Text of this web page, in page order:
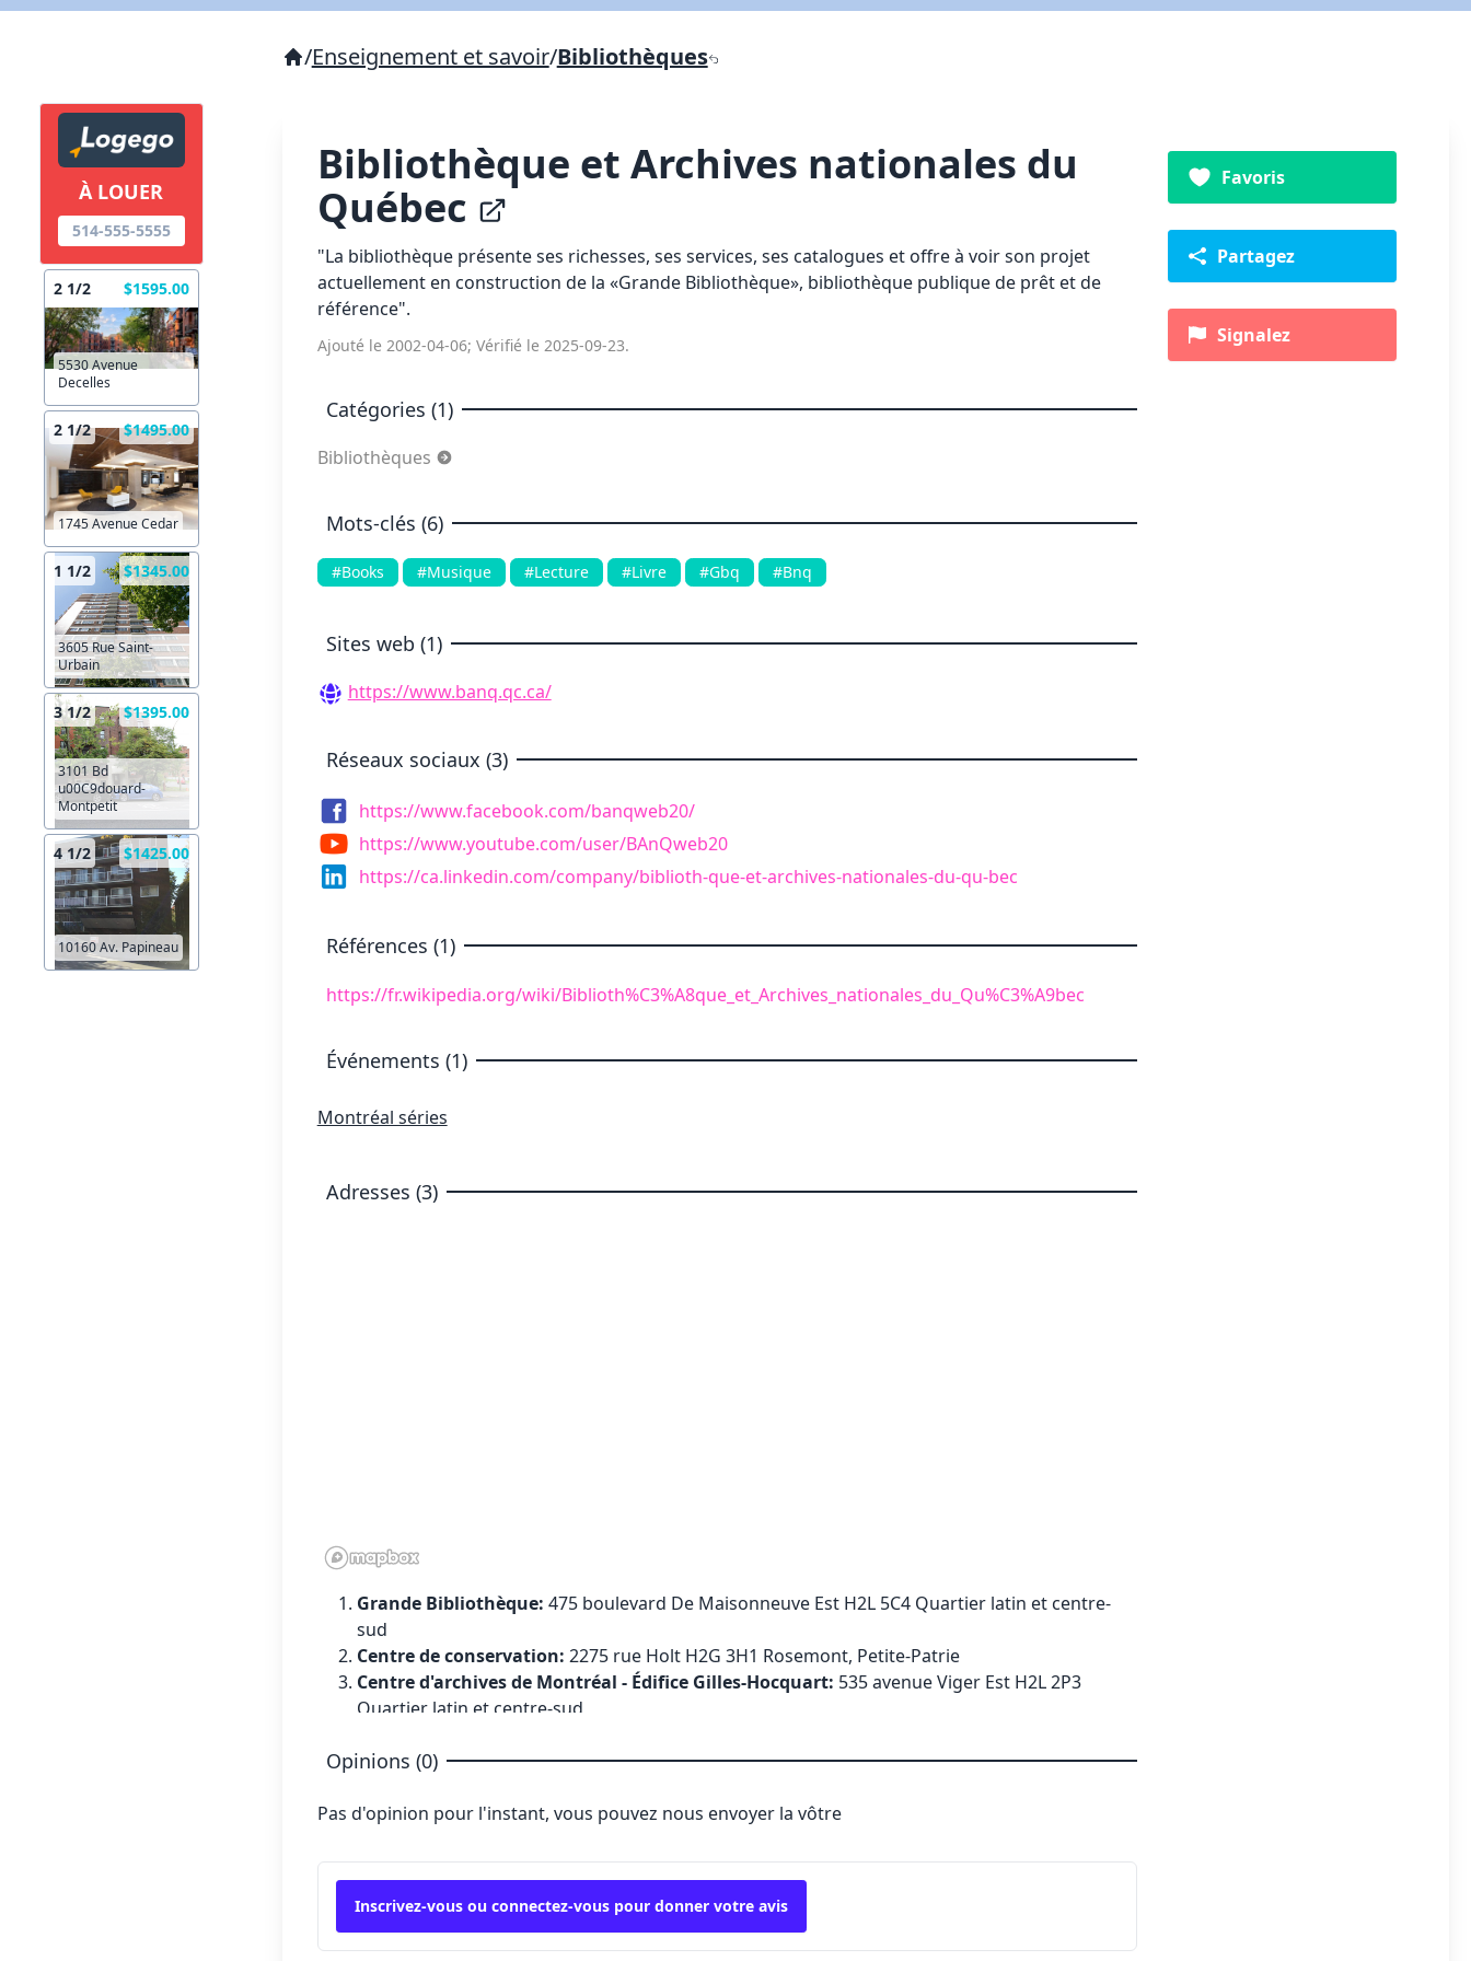
À LOUER
514-555-5555
2 1/2 $1595.00
5530 Avenue
Decelles
2 1/2 $1495.00
1745 Avenue Cedar
1 1/2 $1345.00
3605 Rue Saint-
Urbain
3 1/2 $1395.00
3101 Bd
u00C9douard-
Montpetit
4 1/2 $1425.00
10160 Av. Papineau
/Enseignement et savoir/Bibliothèques
Bibliothèque et Archives nationales du
Québec
"La bibliothèque présente ses richesses, ses services, ses catalogues et offre à voir son projet
actuellement en construction de la «Grande Bibliothèque», bibliothèque publique de prêt et de
référence".
Ajouté le 2002-04-06; Vérifié le 2025-09-23.
Catégories (1)
Bibliothèques
Mots-clés (6)
#Books #Musique #Lecture #Livre #Gbq #Bnq
Sites web (1)
https://www.banq.qc.ca/
Réseaux sociaux (3)
https://www.facebook.com/banqweb20/
https://www.youtube.com/user/BAnQweb20
https://ca.linkedin.com/company/biblioth-que-et-archives-nationales-du-qu-bec
Références (1)
https://fr.wikipedia.org/wiki/Biblioth%C3%A8que_et_Archives_nationales_du_Qu%C3%A9bec
Événements (1)
Montréal séries
Adresses (3)
Grande Bibliothèque: 475 boulevard De Maisonneuve Est H2L 5C4 Quartier latin et centre-
sud
Centre de conservation: 2275 rue Holt H2G 3H1 Rosemont, Petite-Patrie
Centre d'archives de Montréal - Édifice Gilles-Hocquart: 535 avenue Viger Est H2L 2P3
Quartier latin et centre-sud
Opinions (0)
Pas d'opinion pour l'instant, vous pouvez nous envoyer la vôtre
Inscrivez-vous ou connectez-vous pour donner votre avis
Favoris
Partagez
Signalez
Lien vers inscription (sera inclus dans courriel)